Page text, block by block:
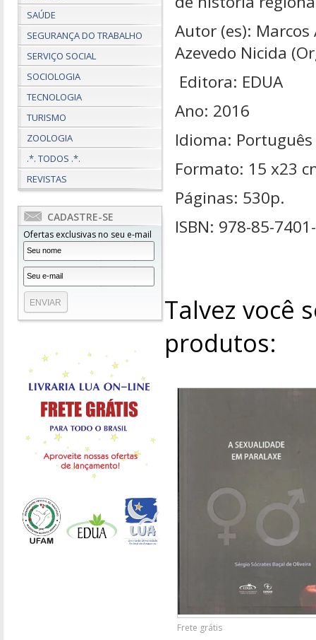
SAÚDE
SEGURANÇA DO TRABALHO
SERVIÇO SOCIAL
SOCIOLOGIA
TECNOLOGIA
TURISMO
ZOOLOGIA
.*. TODOS .*.
REVISTAS
CADASTRE-SE
Ofertas exclusivas no seu e-mail
Autor (es): Marcos
Azevedo Nicida
Editora: EDUA
Ano: 2016
Idioma: Português
Formato: 15 x23
Páginas: 530p.
ISBN: 978-85-
Talvez você
produtos:
Frete grátis